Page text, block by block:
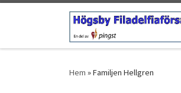
Hoppa till innehåll
Hem »Familjen Hellgren